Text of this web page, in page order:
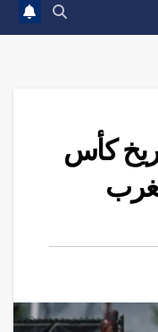
كأس